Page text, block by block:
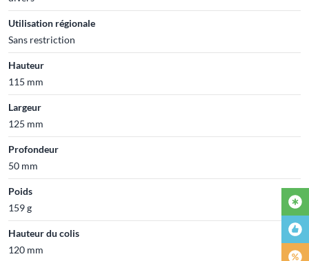
Utilisation régionale
Sans restriction
Hauteur
115 mm
Largeur
125 mm
Profondeur
50 mm
Poids
159 g
Hauteur du colis
120 mm